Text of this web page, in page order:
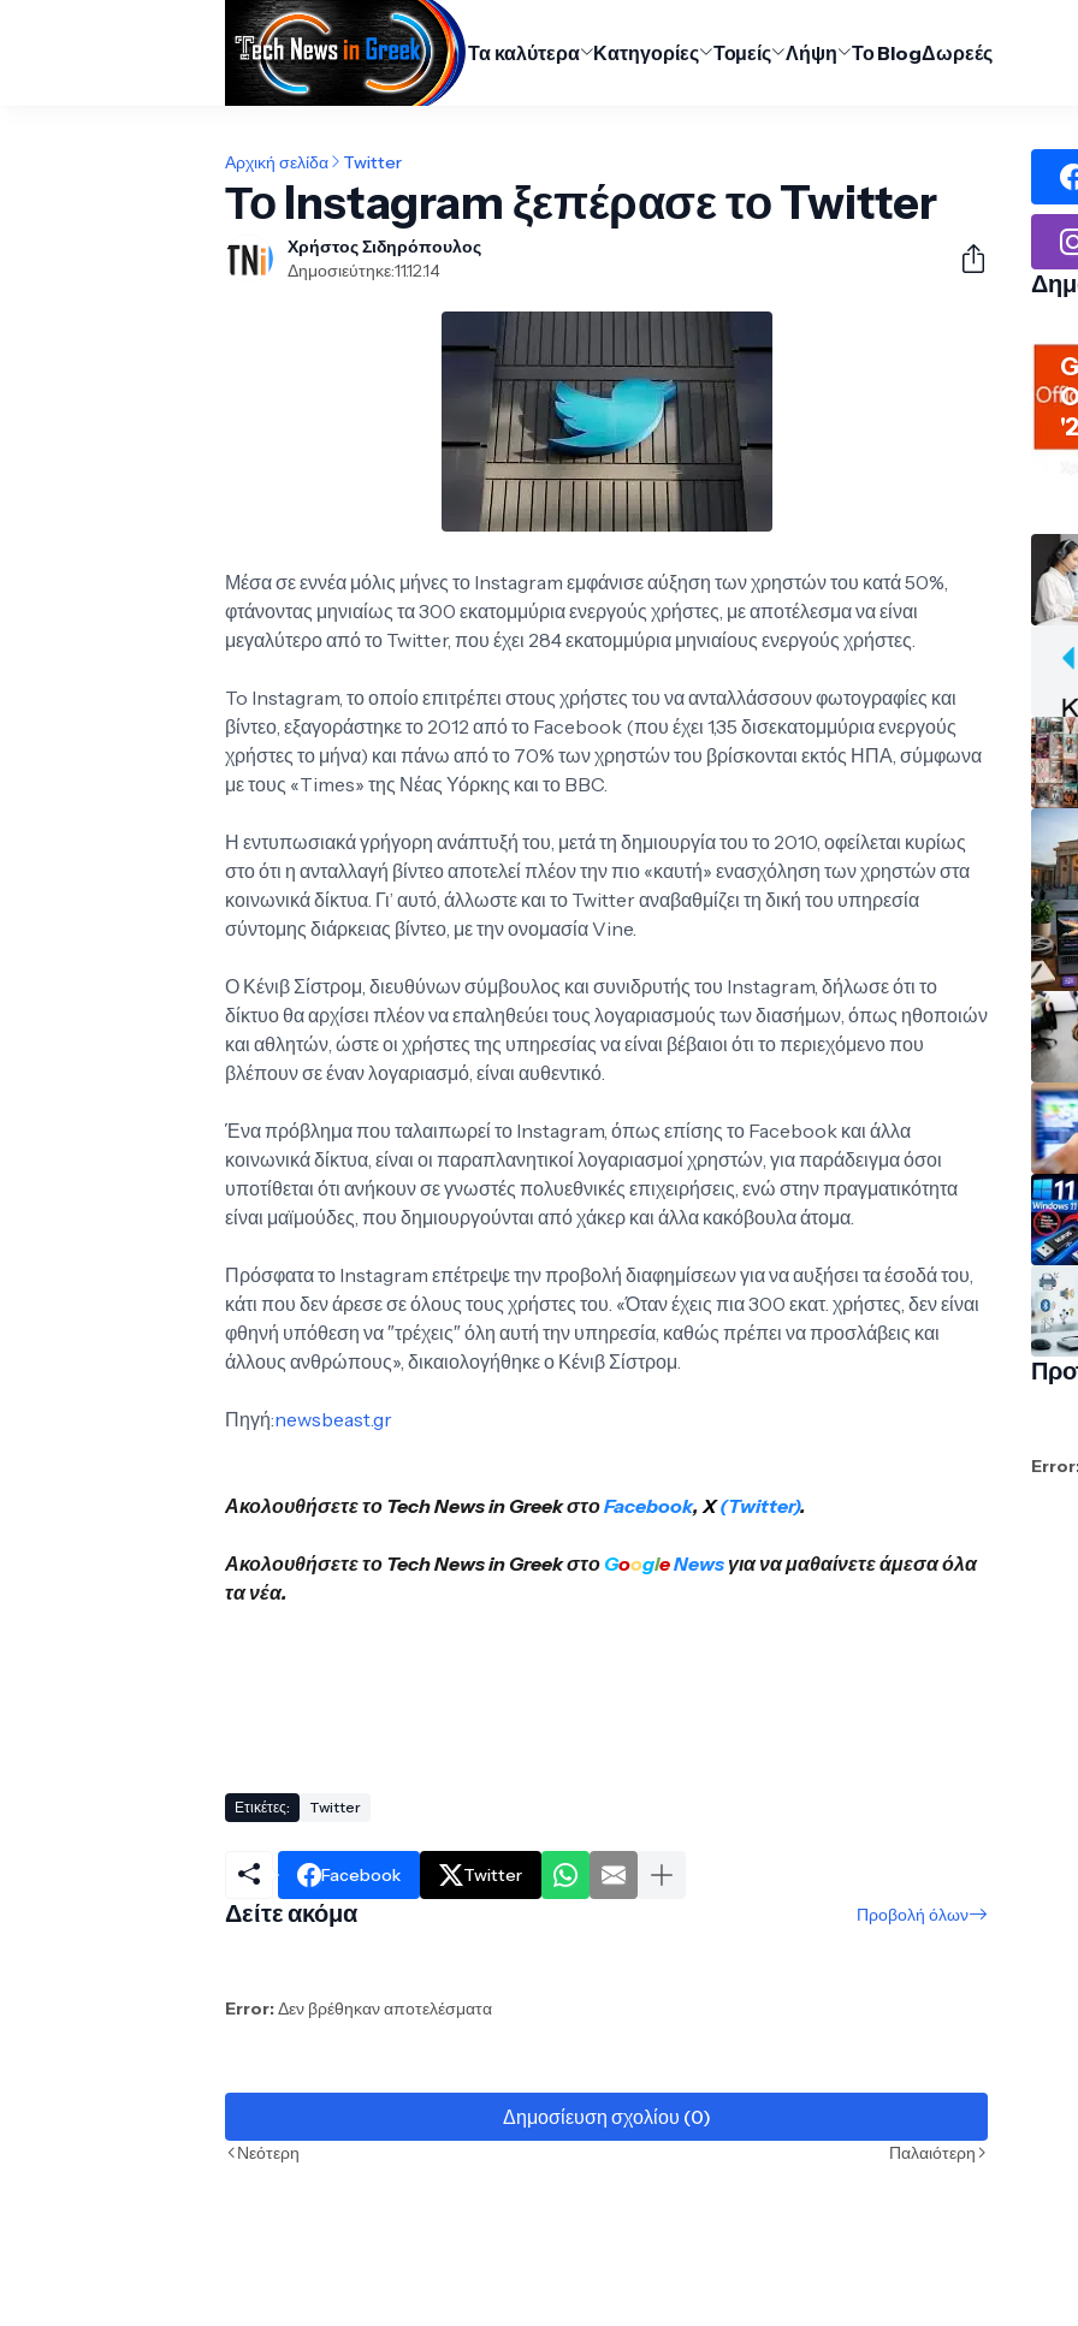
Τα καλύτερα Κατηγορίες Τομείς Λήψη Το BlogΔωρεές
Αρχική σελίδα Twitter
Το Instagram ξεπέρασε το Twitter
Χρήστος Σιδηρόπουλος
Δημοσιεύτηκε:11.12.14
Μέσα σε εννέα μόλις μήνες το Instagram εμφάνισε αύξηση των χρηστών του κατά 50%,
φτάνοντας μηνιαίως τα 300 εκατομμύρια ενεργούς χρήστες, με αποτέλεσμα να είναι
μεγαλύτερο από το Twitter, που έχει 284 εκατομμύρια μηνιαίους ενεργούς χρήστες.
To Instagram, το οποίο επιτρέπει στους χρήστες του να ανταλλάσσουν φωτογραφίες και
βίντεο, εξαγοράστηκε το 2012 από το Facebook (που έχει 1,35 δισεκατομμύρια ενεργούς
χρήστες το μήνα) και πάνω από το 70% των χρηστών του βρίσκονται εκτός ΗΠΑ, σύμφωνα
με τους «Times» της Νέας Υόρκης και το BBC.
Η εντυπωσιακά γρήγορη ανάπτυξή του, μετά τη δημιουργία του το 2010, οφείλεται κυρίως
στο ότι η ανταλλαγή βίντεο αποτελεί πλέον την πιο «καυτή» ενασχόληση των χρηστών στα
κοινωνικά δίκτυα. Γι’ αυτό, άλλωστε και το Twitter αναβαθμίζει τη δική του υπηρεσία
σύντομης διάρκειας βίντεο, με την ονομασία Vine.
Ο Κένιβ Σίστρομ, διευθύνων σύμβουλος και συνιδρυτής του Instagram, δήλωσε ότι το
δίκτυο θα αρχίσει πλέον να επαληθεύει τους λογαριασμούς των διασήμων, όπως ηθοποιών
και αθλητών, ώστε οι χρήστες της υπηρεσίας να είναι βέβαιοι ότι το περιεχόμενο που
βλέπουν σε έναν λογαριασμό, είναι αυθεντικό.
Ένα πρόβλημα που ταλαιπωρεί το Instagram, όπως επίσης το Facebook και άλλα
κοινωνικά δίκτυα, είναι οι παραπλανητικοί λογαριασμοί χρηστών, για παράδειγμα όσοι
υποτίθεται ότι ανήκουν σε γνωστές πολυεθνικές επιχειρήσεις, ενώ στην πραγματικότητα
είναι μαϊμούδες, που δημιουργούνται από χάκερ και άλλα κακόβουλα άτομα.
Πρόσφατα το Instagram επέτρεψε την προβολή διαφημίσεων για να αυξήσει τα έσοδά του,
κάτι που δεν άρεσε σε όλους τους χρήστες του. «Όταν έχεις πια 300 εκατ. χρήστες, δεν είναι
φθηνή υπόθεση να ″τρέχεις″ όλη αυτή την υπηρεσία, καθώς πρέπει να προσλάβεις και
άλλους ανθρώπους», δικαιολογήθηκε ο Κένιβ Σίστρομ.
Πηγή:newsbeast.gr
Ακολουθήσετε το Tech News in Greek στοFacebook,X(Twitter).
Ακολουθήσετε το Tech News in Greek στο GoogleNews για να μαθαίνετε άμεσα όλα
τα νέα.
Ετικέτες: Twitter
Facebook Twitter
Δείτε ακόμα Προβολή όλων
Error:Δεν βρέθηκαν αποτελέσματα
Δημοσίευση σχολίου (0)
Νεότερη Παλαιότερη